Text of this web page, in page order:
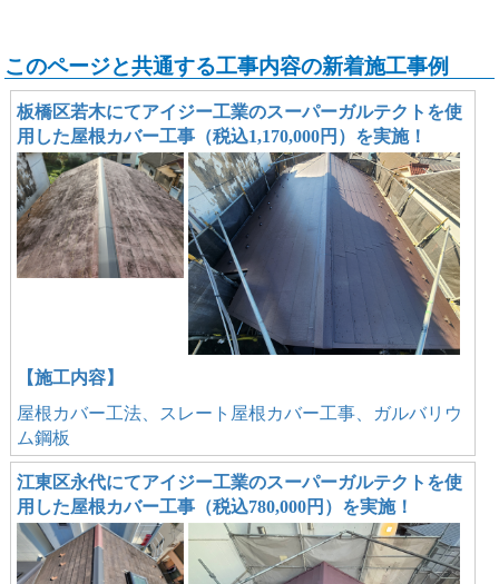
このページと共通する工事内容の新着施工事例
板橋区若木にてアイジー工業のスーパーガルテクトを使
用した屋根カバー工事（税込1,170,000円）を実施！
【施工内容】
屋根カバー工法、スレート屋根カバー工事、ガルバリウ
ム鋼板
江東区永代にてアイジー工業のスーパーガルテクトを使
用した屋根カバー工事（税込780,000円）を実施！